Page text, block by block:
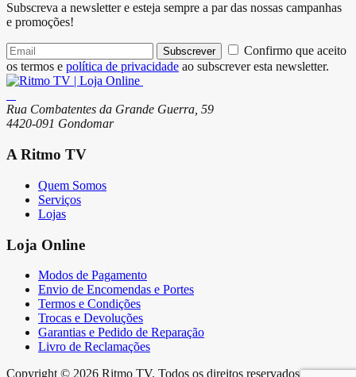
€ 14,99.€ 9,99.
Subscreva a newsletter e esteja sempre a par das nossas campanhas
e promoções!
Subscrever
Confirmo que aceito
os termos e política de privacidade ao subscrever esta newsletter.
Rua Combatentes da Grande Guerra, 59
4420-091 Gondomar
A Ritmo TV
Quem Somos
Serviços
Lojas
Loja Online
Modos de Pagamento
Envio de Encomendas e Portes
Termos e Condições
Trocas e Devoluções
Garantias e Pedido de Reparação
Livro de Reclamações
Copyright © 2026 Ritmo TV. Todos os direitos reservados.